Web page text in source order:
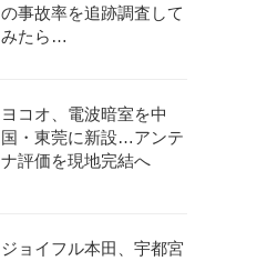
の事故率を追跡調査して
みたら…
ヨコオ、電波暗室を中
国・東莞に新設…アンテ
ナ評価を現地完結へ
ジョイフル本田、宇都宮